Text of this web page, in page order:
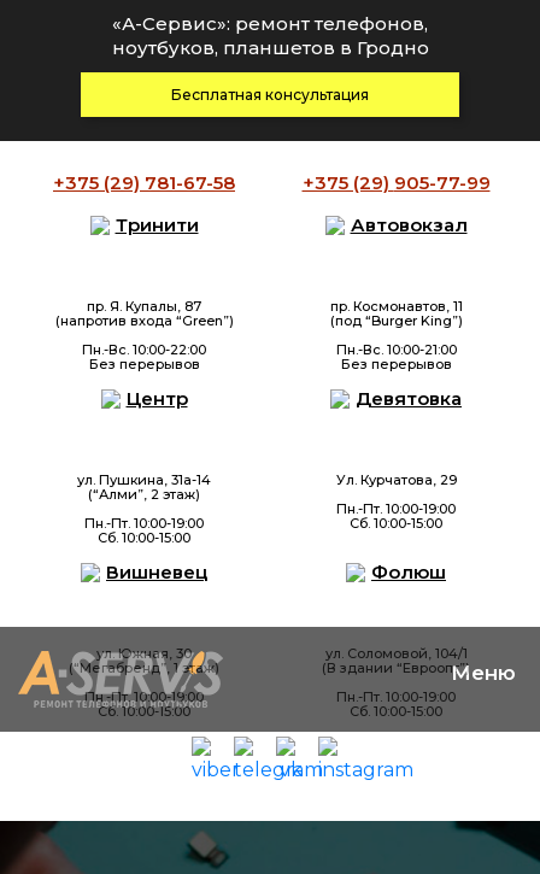
+375 (29) 781-67-58 +375 (29) 905-77-99
Тринити
пр. Я. Купалы, 87
(напротив входа “Green”)
Пн.-Вс. 10:00-22:00
Без перерывов
Автовокзал
пр. Космонавтов, 11
(под “Burger King”)
Пн.-Вс. 10:00-21:00
Без перерывов
Центр
ул. Пушкина, 31а-14
(“Алми”, 2 этаж)
Пн.-Пт. 10:00-19:00
Сб. 10:00-15:00
Девятовка
Ул. Курчатова, 29
Пн.-Пт. 10:00-19:00
Сб. 10:00-15:00
Вишневец
ул. Южная, 30
(“Мегабренд”, 1 этаж)
Пн.-Пт. 10:00-19:00
Сб. 10:00-15:00
Фолюш
ул. Соломовой, 104/1
(В здании “Евроопт”)
Пн.-Пт. 10:00-19:00
Сб. 10:00-15:00
«А-Сервис»: ремонт телефонов,
ноутбуков, планшетов в Гродно
Бесплатная консультация